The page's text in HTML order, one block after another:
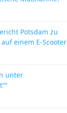
Potsdam zu
einem E-Scooter
unter